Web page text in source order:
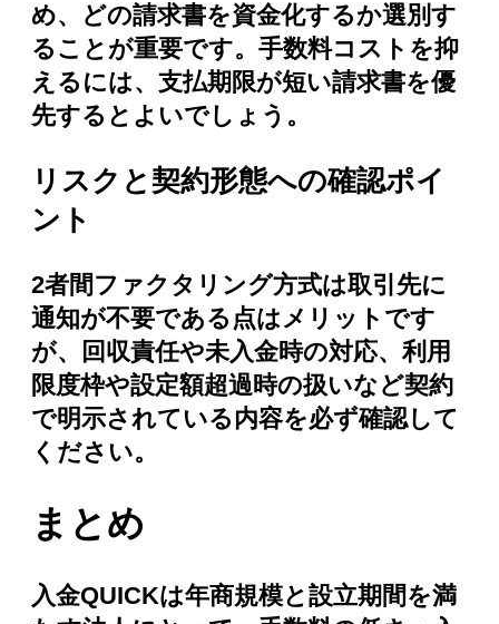
め、どの請求書を資金化するか選別す
ることが重要です。手数料コストを抑
えるには、支払期限が短い請求書を優
先するとよいでしょう。
リスクと契約形態への確認ポイ
ント
2者間ファクタリング方式は取引先に
通知が不要である点はメリットです
が、回収責任や未入金時の対応、利用
限度枠や設定額超過時の扱いなど契約
で明示されている内容を必ず確認して
ください。
まとめ
入金QUICKは年商規模と設立期間を満